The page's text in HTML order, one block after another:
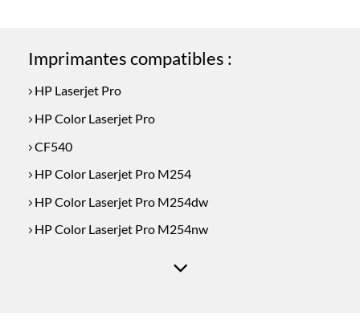
Imprimantes compatibles :
HP Laserjet Pro
HP Color Laserjet Pro
CF540
HP Color Laserjet Pro M254
HP Color Laserjet Pro M254dw
HP Color Laserjet Pro M254nw